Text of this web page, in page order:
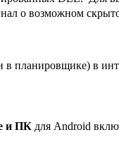
о возможном
в планировщике) в
и ПК для Android